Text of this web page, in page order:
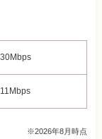
30Mbps
11Mbps
※2026年8月時点